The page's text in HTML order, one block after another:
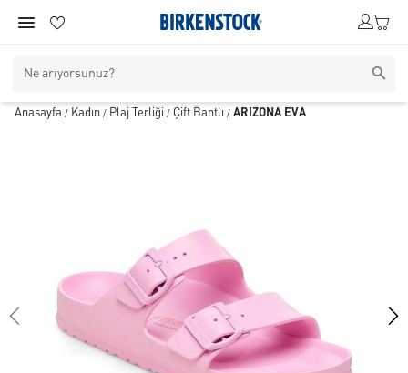
Anasayfa / Kadın / Plaj Terliği / Çift Bantlı / ARIZONA EVA